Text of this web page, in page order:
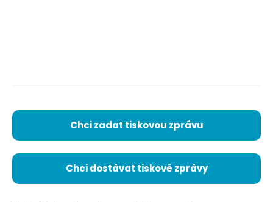
Chci zadat tiskovou zprávu
Chci dostávat tiskové zprávy